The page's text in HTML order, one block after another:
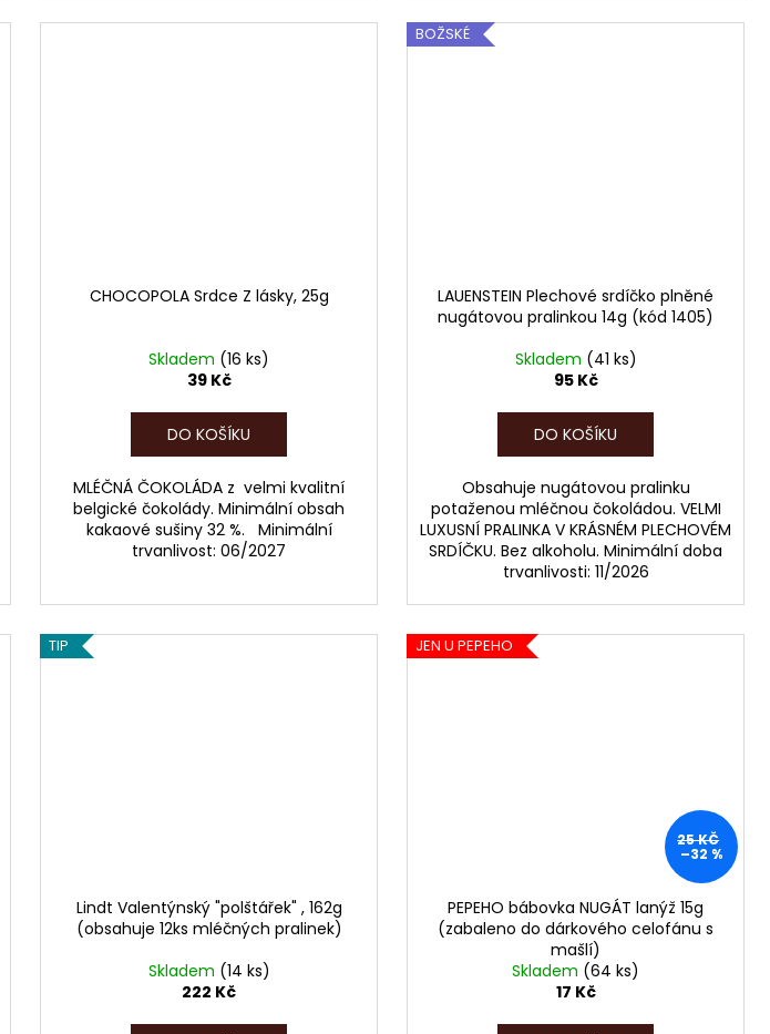
CHOCOPOLA Srdce Z lásky, 25g
Skladem (16 ks)
39 Kč
DO KOŠÍKU
MLÉČNÁ ČOKOLÁDA z velmi kvalitní
belgické čokolády. Minimální obsah
kakaové sušiny 32 %. Minimální
trvanlivost: 06/2027
BOŽSKÉ
LAUENSTEIN Plechové srdíčko plněné
nugátovou pralinkou 14g (kód 1405)
Skladem (41 ks)
95 Kč
DO KOŠÍKU
Obsahuje nugátovou pralinku
potaženou mléčnou čokoládou. VELMI
LUXUSNÍ PRALINKA V KRÁSNÉM PLECHOVÉM
SRDÍČKU. Bez alkoholu. Minimální doba
trvanlivosti: 11/2026
TIP
Lindt Valentýnský "polštářek" , 162g
(obsahuje 12ks mléčných pralinek)
Skladem (14 ks)
222 Kč
JEN U PEPEHO
25 KČ
–32 %
PEPEHO bábovka NUGÁT lanýž 15g
(zabaleno do dárkového celofánu s
mašlí)
Skladem (64 ks)
17 Kč